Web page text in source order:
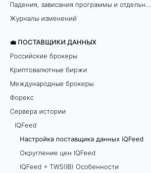
Падения, зависания программы и отдельных модулей
Журналы изменений
💼 ПОСТАВЩИКИ ДАННЫХ
Российские брокеры
Криптовалютные биржи
Международные брокеры
Форекс
Сервера истории
IQFeed
Настройка поставщика данных iQFeed
Округление цен IQFeed
IQFeed + TWS(IB) Особенности